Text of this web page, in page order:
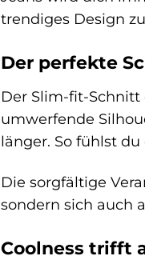
trendiges Design
Der perfekte
Der Slim-fit-Schnitt
umwerfende
länger. So fühlst
Die sorgfältige
sondern sich auch
Coolness trifft